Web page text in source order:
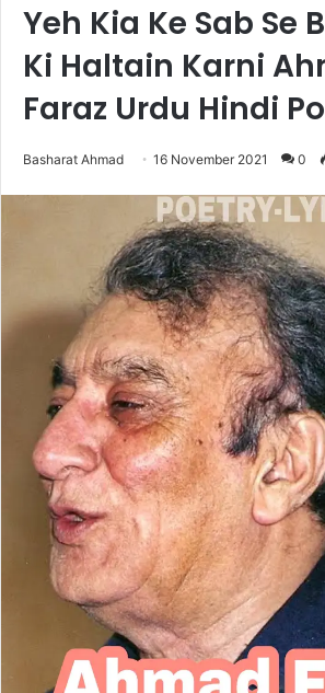
Yeh Kia Ke Sab Se
Ki Haltain Karni
Faraz Urdu Hindi
Basharat Ahmad 16 November 2021 0